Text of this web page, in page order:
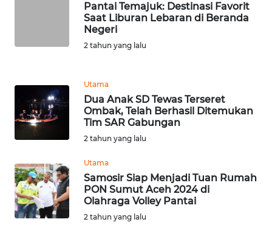
Pantai Temajuk: Destinasi Favorit
Saat Liburan Lebaran di Beranda
Negeri
2 tahun yang lalu
Utama
Dua Anak SD Tewas Terseret
Ombak, Telah Berhasil Ditemukan
Tim SAR Gabungan
2 tahun yang lalu
Utama
Samosir Siap Menjadi Tuan Rumah
PON Sumut Aceh 2024 di
Olahraga Volley Pantai
2 tahun yang lalu
WN DELI
TEBING
TINGGI
PAKPAK
WN
KARAWANG